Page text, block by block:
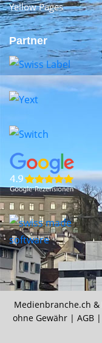
Yellow Pages
Partner
Medienbranche.ch &
ohne Gewähr | AGB|